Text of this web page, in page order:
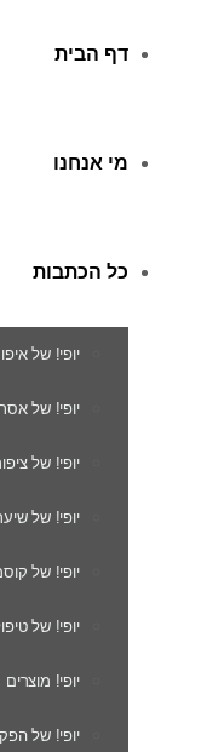
דף הבית
מי אנחנו
כל הכתבות
יופי! של
יופי! של
יופי! של
יופי! של
יופי! של
יופי! של
יופי!
יופי! של